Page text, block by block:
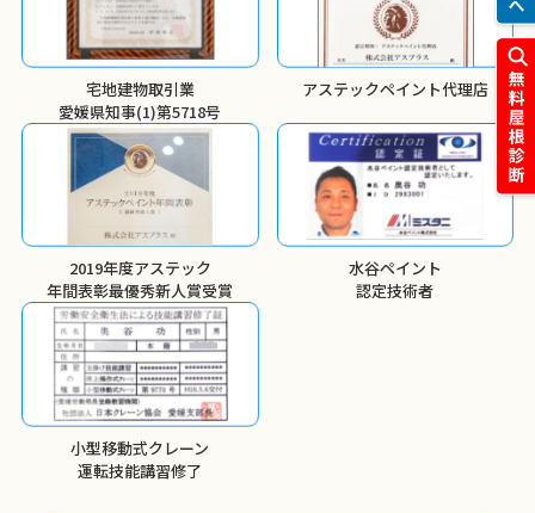
宅地建物取引業
愛媛県知事(1)第5718号
アステックペイント代理店
2019年度アステック
年間表彰最優秀新人賞受賞
水谷ペイント
認定技術者
小型移動式クレーン
運転技能講習修了